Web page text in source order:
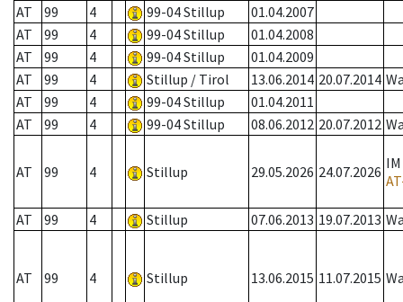
AT
99 4 99-04 Stillup
01.04.2007
AT
99 4 99-04 Stillup
01.04.2008
AT
99 4 99-04 Stillup
01.04.2009
AT
99 4 Stillup / Tirol 13.06.2014 20.07.2014
AT
99 4 99-04 Stillup
01.04.2011
AT
99 4 99-04 Stillup 08.06.2012 20.07.2012
AT 99 4 Stillup 29.05.2026 24.07.2026
AT 99 4 Stillup 07.06.2013 19.07.2013
AT 99 4 Stillup 13.06.2015 11.07.2015